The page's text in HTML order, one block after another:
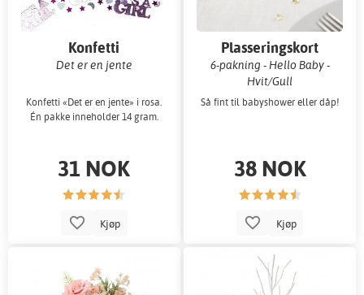
Konfetti
Det er en jente
Konfetti «Det er en jente» i rosa.
Én pakke inneholder 14 gram.
31 NOK
Kjøp
Plasseringskort
6-pakning - Hello Baby -
Hvit/Gull
Så fint til babyshower eller dåp!
38 NOK
Kjøp